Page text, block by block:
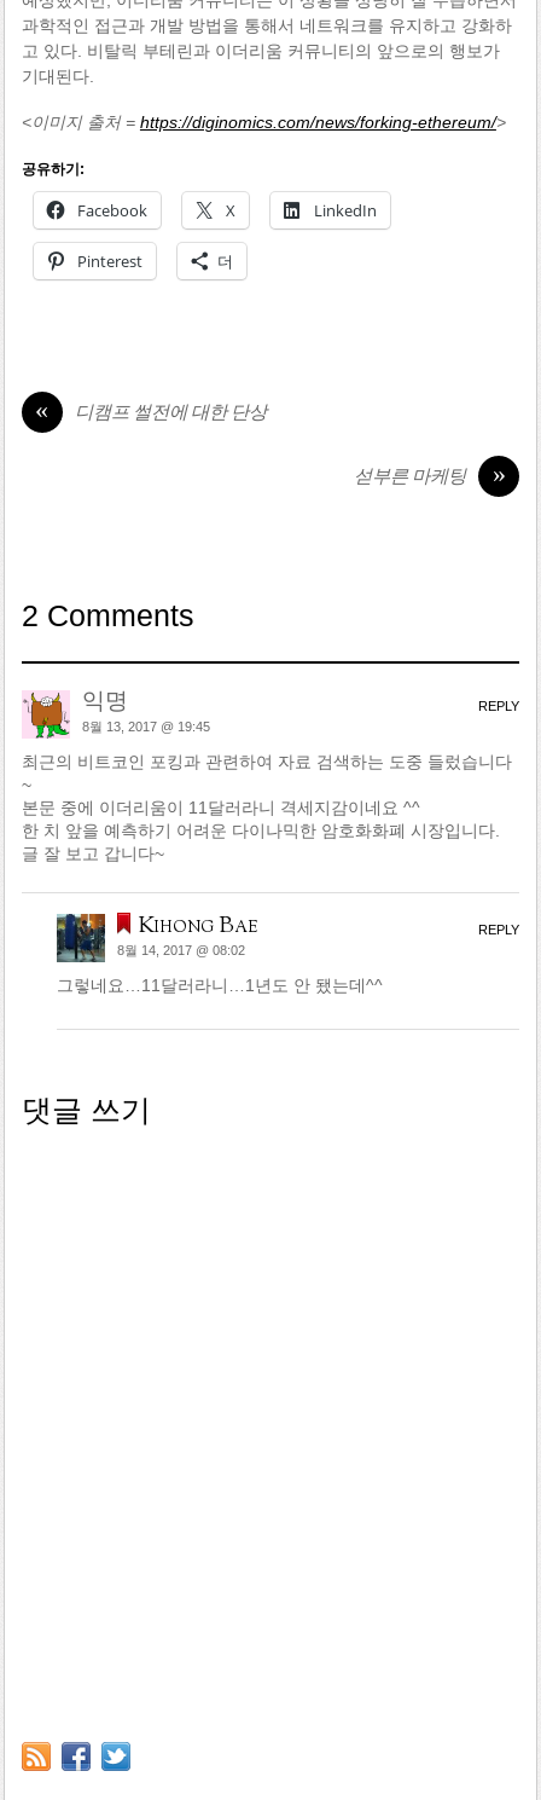
과학적인 접근과 개발 방법을 통해서 네트워크를 유지하고 강화하
고 있다. 비탈릭 부테린과 이더리움 커뮤니티의 앞으로의 행보가
기대된다.
<이미지 출처 = https://diginomics.com/news/forking-ethereum/>
공유하기:
Facebook X LinkedIn
Pinterest 더
« 디캠프 썰전에 대한 단상
»
섣부른 마케팅
2 Comments
익명
8월 13, 2017 @ 19:45
최근의 비트코인 포킹과 관련하여 자료 검색하는 도중 들렀습니다
~
본문 중에 이더리움이 11달러라니 격세지감이네요 ^^
한 치 앞을 예측하기 어려운 다이나믹한 암호화화폐 시장입니다.
글 잘 보고 갑니다~
REPLY
Kihong Bae
8월 14, 2017 @ 08:02
그렇네요…11달러라니…1년도 안 됐는데^^
REPLY
댓글 쓰기